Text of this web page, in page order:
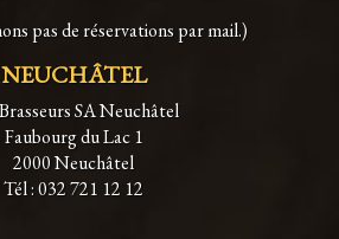
pas de réservations par mail.)
NEUCHÂTEL
SA Neuchâtel
Faubourg du Lac 1
2000 Neuchâtel
Tél : 032 721 12 12